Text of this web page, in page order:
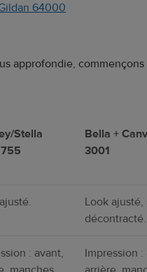
64000
approfondie,
Stella
Bella +
3001
Look ajusté,
décontracté.
: avant,
Impression :